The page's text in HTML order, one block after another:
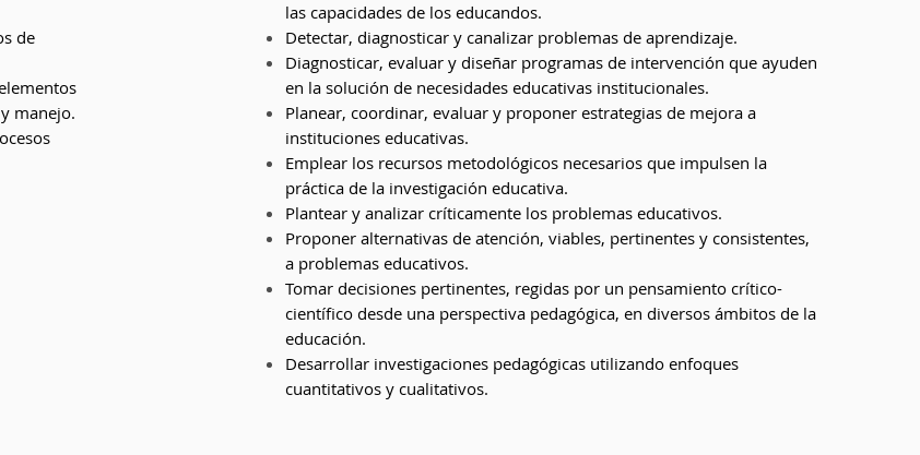
de
manejo.
las capacidades de los educandos.
Detectar, diagnosticar y canalizar problemas de aprendizaje.
Diagnosticar, evaluar y diseñar programas de intervención que ayuden
en la solución de necesidades educativas institucionales.
Planear, coordinar, evaluar y proponer estrategias de mejora a
instituciones educativas.
Emplear los recursos metodológicos necesarios que impulsen la
práctica de la investigación educativa.
Plantear y analizar críticamente los problemas educativos.
Proponer alternativas de atención, viables, pertinentes y consistentes,
a problemas educativos.
Tomar decisiones pertinentes, regidas por un pensamiento crítico-
científico desde una perspectiva pedagógica, en diversos ámbitos de la
educación.
Desarrollar investigaciones pedagógicas utilizando enfoques
cuantitativos y cualitativos.